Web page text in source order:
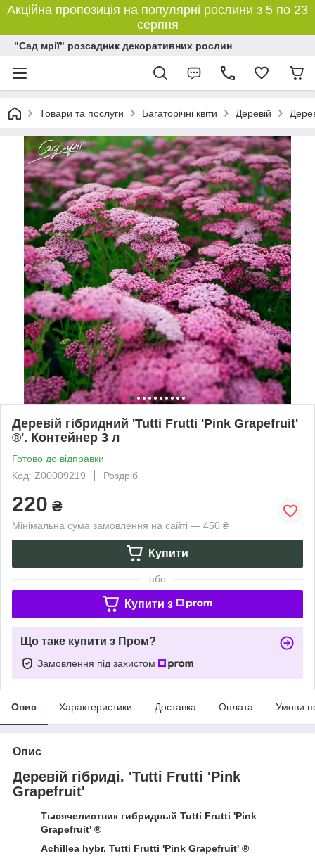
Акційна пропозиція на популярні рослини з 5 по 23
серпня
"Сад мрії" розсадник декоративних рослин
Товари та послуги Багаторічні квіти Деревій
Деревій гібридний 'Tutti Frutti 'Pink Grapefruit'
®'. Контейнер 3 л
Готово до відправки
Код: Z00009219
Роздріб
220 ₴
Мінімальна сума замовлення на сайті — 450 ₴
Купити
або
Купити з
Що таке купити з Пром?
Замовлення під захистом
Опис Характеристики Доставка Оплата Умови
Опис
Деревій гібриді. 'Tutti Frutti 'Pink
Grapefruit'
Тысячелистник гибридный Tutti Frutti 'Pink
Grapefruit' ®
Achillea hybr. Tutti Frutti 'Pink Grapefruit' ®